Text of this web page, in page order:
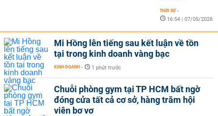
THỜI SỰ -
16:54 | 07/05/2026
Mi Hồng lên tiếng sau kết luận về tồn
tại trong kinh doanh vàng bạc
KINH DOANH - 1 phút trước
Chuỗi phòng gym tại TP HCM bất ngờ
đóng cửa tất cả cơ sở, hàng trăm hội
viên bơ vơ